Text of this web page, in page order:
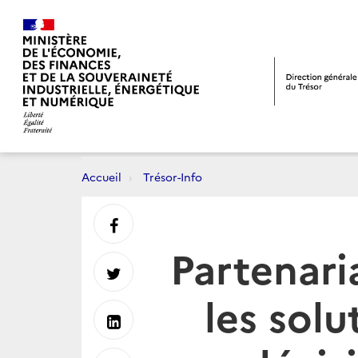
Accueil Trésor-Info
les
Partager
sur
Partager
sur
Partager